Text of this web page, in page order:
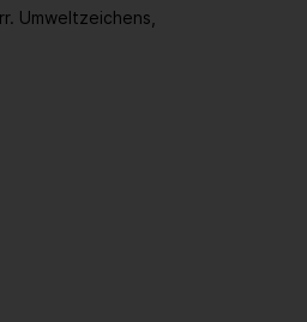
Umweltzeichens,